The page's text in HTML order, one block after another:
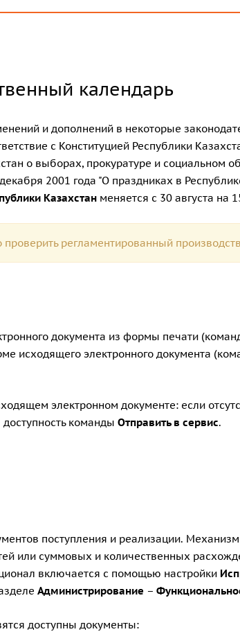
календарь
и дополнений в некоторые
с Конституцией Республики
о выборах, прокуратуре и социальном
2001 года "О праздниках в
Казахстан меняется с 30 августа на
регламентированный
документа из формы печати
исходящего электронного документа
электронном документе: если
команды Отправить в сервис.
поступления и реализации.
или суммовых и количественных
включается с помощью настройки
Администрирование –
доступны документы: